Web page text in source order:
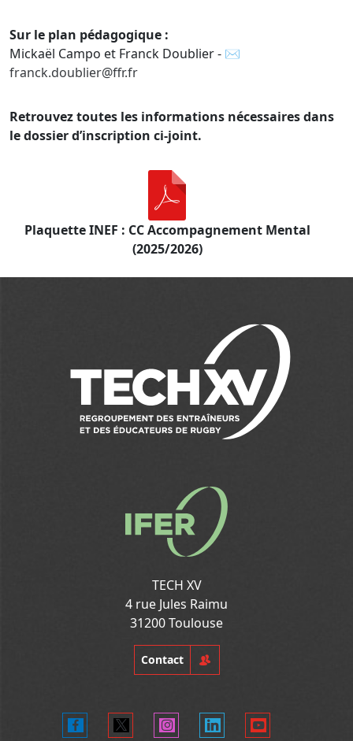
Sur le plan pédagogique :
Mickaël Campo et Franck Doublier -
franck.doublier@ffr.fr
Retrouvez toutes les informations nécessaires dans
le dossier d’inscription ci-joint.
Plaquette INEF : CC Accompagnement Mental
(2025/2026)
TECH XV
4 rue Jules Raimu
31200 Toulouse
Contact